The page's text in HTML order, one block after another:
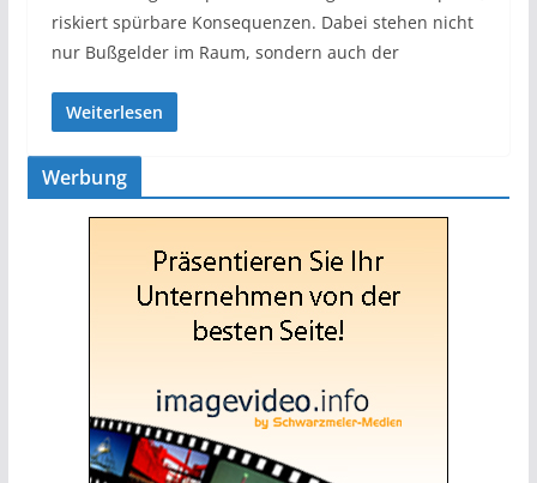
riskiert spürbare Konsequenzen. Dabei stehen nicht
nur Bußgelder im Raum, sondern auch der
Weiterlesen
Werbung